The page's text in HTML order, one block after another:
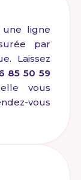
ligne
par
Laissez
85 50 59
vous
vous